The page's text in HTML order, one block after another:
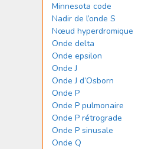
Minnesota code
Nadir de l’onde S
Nœud hyperdromique
Onde delta
Onde epsilon
Onde J
Onde J d’Osborn
Onde P
Onde P pulmonaire
Onde P rétrograde
Onde P sinusale
Onde Q